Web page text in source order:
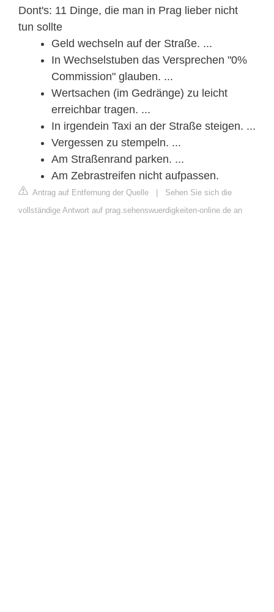
Dont's: 11 Dinge, die man in Prag lieber nicht
tun sollte
Geld wechseln auf der Straße. ...
In Wechselstuben das Versprechen "0%
Commission" glauben. ...
Wertsachen (im Gedränge) zu leicht
erreichbar tragen. ...
In irgendein Taxi an der Straße steigen. ...
Vergessen zu stempeln. ...
Am Straßenrand parken. ...
Am Zebrastreifen nicht aufpassen.
Antrag auf Entfernung der Quelle | Sehen Sie sich die
vollständige Antwort auf prag.sehenswuerdigkeiten-online.de an